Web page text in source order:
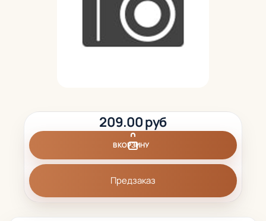
209.00 руб
В КОРЗИНУ
Предзаказ